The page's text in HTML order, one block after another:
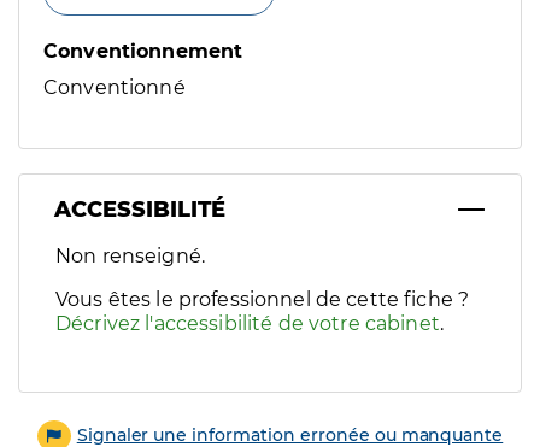
Conventionnement
Conventionné
ACCESSIBILITÉ
Filtres
Sélectionnez un ou plusieurs handicaps/besoins
Non renseigné.
Vous êtes le professionnel de cette fiche ?
Décrivez l'accessibilité de votre cabinet.
Signaler une information erronée ou manquante